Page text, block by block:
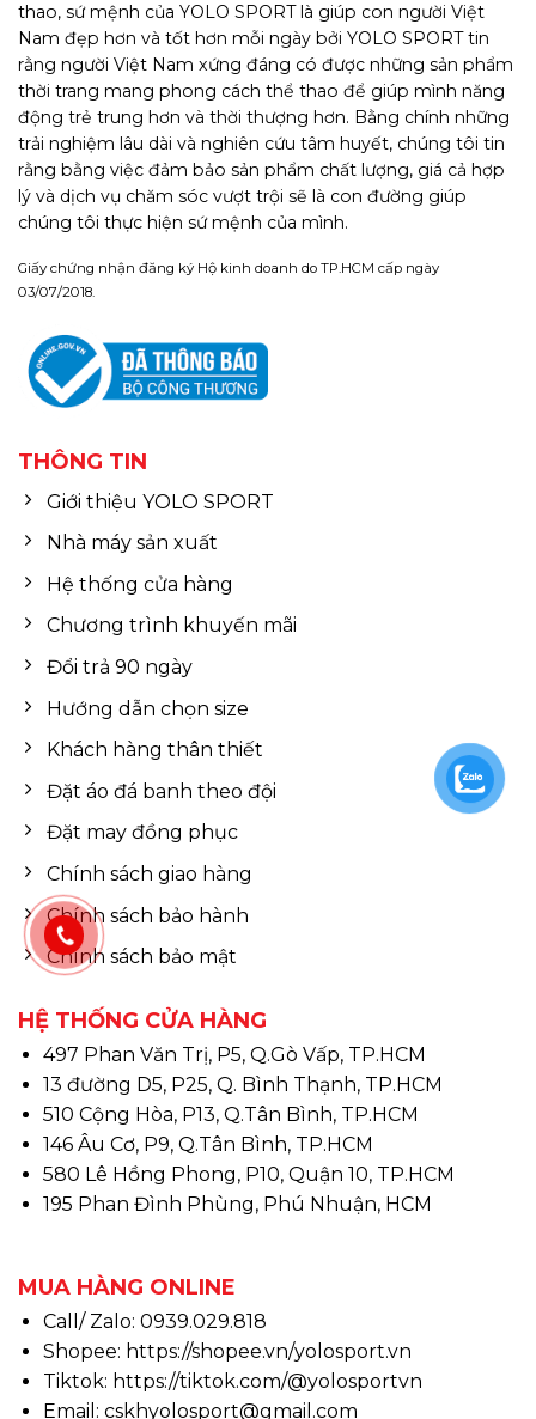
thao, sứ mệnh của YOLO SPORT là giúp con người Việt
Nam đẹp hơn và tốt hơn mỗi ngày bởi YOLO SPORT tin
rằng người Việt Nam xứng đáng có được những sản phẩm
thời trang mang phong cách thể thao để giúp mình năng
động trẻ trung hơn và thời thượng hơn. Bằng chính những
trải nghiệm lâu dài và nghiên cứu tâm huyết, chúng tôi tin
rằng bằng việc đảm bảo sản phẩm chất lượng, giá cả hợp
lý và dịch vụ chăm sóc vượt trội sẽ là con đường giúp
chúng tôi thực hiện sứ mệnh của mình.
Giấy chứng nhận đăng ký Hộ kinh doanh do TP.HCM cấp ngày
03/07/2018.
THÔNG TIN
Giới thiệu YOLO SPORT
Nhà máy sản xuất
Hệ thống cửa hàng
Chương trình khuyến mãi
Đổi trả 90 ngày
Hướng dẫn chọn size
Khách hàng thân thiết
Đặt áo đá banh theo đội
Đặt may đồng phục
Chính sách giao hàng
Chính sách bảo hành
Chính sách bảo mật
HỆ THỐNG CỬA HÀNG
497 Phan Văn Trị, P5, Q.Gò Vấp, TP.HCM
13 đường D5, P25, Q. Bình Thạnh, TP.HCM
510 Cộng Hòa, P13, Q.Tân Bình, TP.HCM
146 Âu Cơ, P9, Q.Tân Bình, TP.HCM
580 Lê Hồng Phong, P10, Quận 10, TP.HCM
195 Phan Đình Phùng, Phú Nhuận, HCM
MUA HÀNG ONLINE
Call/ Zalo: 0939.029.818
Shopee: https://shopee.vn/yolosport.vn
Tiktok: https://tiktok.com/@yolosportvn
Email: cskhyolosport@gmail.com